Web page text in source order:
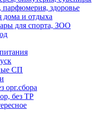
парфюмерия, здоровье
дома и отдыха
для спорта, ЗОО
СП
орг.сбора
без ТР